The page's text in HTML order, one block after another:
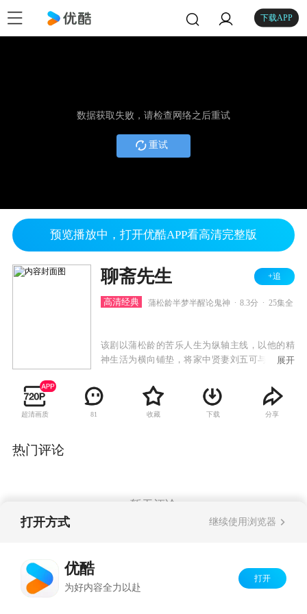
下载APP
数据获取失败，请检查网络之后重试
重试
预览播放中，打开优酷APP看高清完整版
聊斋先生 +追
高清经典 蒲松龄半梦半醒论鬼神 8.3分 25集全
该剧以蒲松龄的苦乐人生为纵轴主线，以他的精
神生活为横向铺垫，将家中贤妻刘五可与梦中情
界一一摄入，百态神韵，个性鲜明。除蒲松龄之
奇异神采之外，还有贤妻之贤，情人之美，红莲
之艳，燕子之烈，女狐之情，华妖之媚，以及学
展开
超清画质 81 收藏 下载 分享
热门评论
暂无评论
打开方式 继续使用浏览器
优酷
为好内容全力以赴
打开